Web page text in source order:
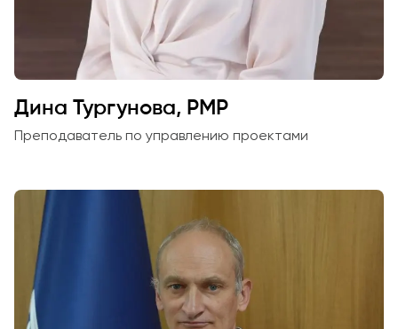
Дина Тургунова, PMP
Преподаватель по управлению проектами